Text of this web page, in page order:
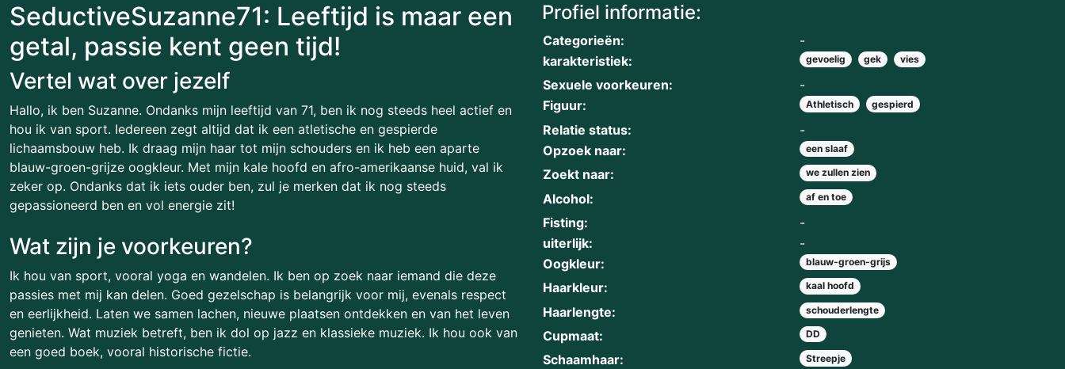
SeductiveSuzanne71: Leeftijd is maar een
getal, passie kent geen tijd!
Vertel wat over jezelf
Hallo, ik ben Suzanne. Ondanks mijn leeftijd van 71, ben ik nog steeds heel actief en
hou ik van sport. Iedereen zegt altijd dat ik een atletische en gespierde
lichaamsbouw heb. Ik draag mijn haar tot mijn schouders en ik heb een aparte
blauw-groen-grijze oogkleur. Met mijn kale hoofd en afro-amerikaanse huid, val ik
zeker op. Ondanks dat ik iets ouder ben, zul je merken dat ik nog steeds
gepassioneerd ben en vol energie zit!
Wat zijn je voorkeuren?
Ik hou van sport, vooral yoga en wandelen. Ik ben op zoek naar iemand die deze
passies met mij kan delen. Goed gezelschap is belangrijk voor mij, evenals respect
en eerlijkheid. Laten we samen lachen, nieuwe plaatsen ontdekken en van het leven
genieten. Wat muziek betreft, ben ik dol op jazz en klassieke muziek. Ik hou ook van
een goed boek, vooral historische fictie.
Profiel informatie:
Categorieën:
-
karakteristiek:
gevoelig gek vies
Sexuele voorkeuren:
-
Figuur:
Athletisch gespierd
Relatie status:
-
Opzoek naar:
een slaaf
Zoekt naar: we zullen zien
Alcohol: af en toe
Fisting:
-
uiterlijk:
-
Oogkleur:
blauw-groen-grijs
Haarkleur: kaal hoofd
Haarlengte: schouderlengte
Cupmaat: DD
Schaamhaar: Streepje